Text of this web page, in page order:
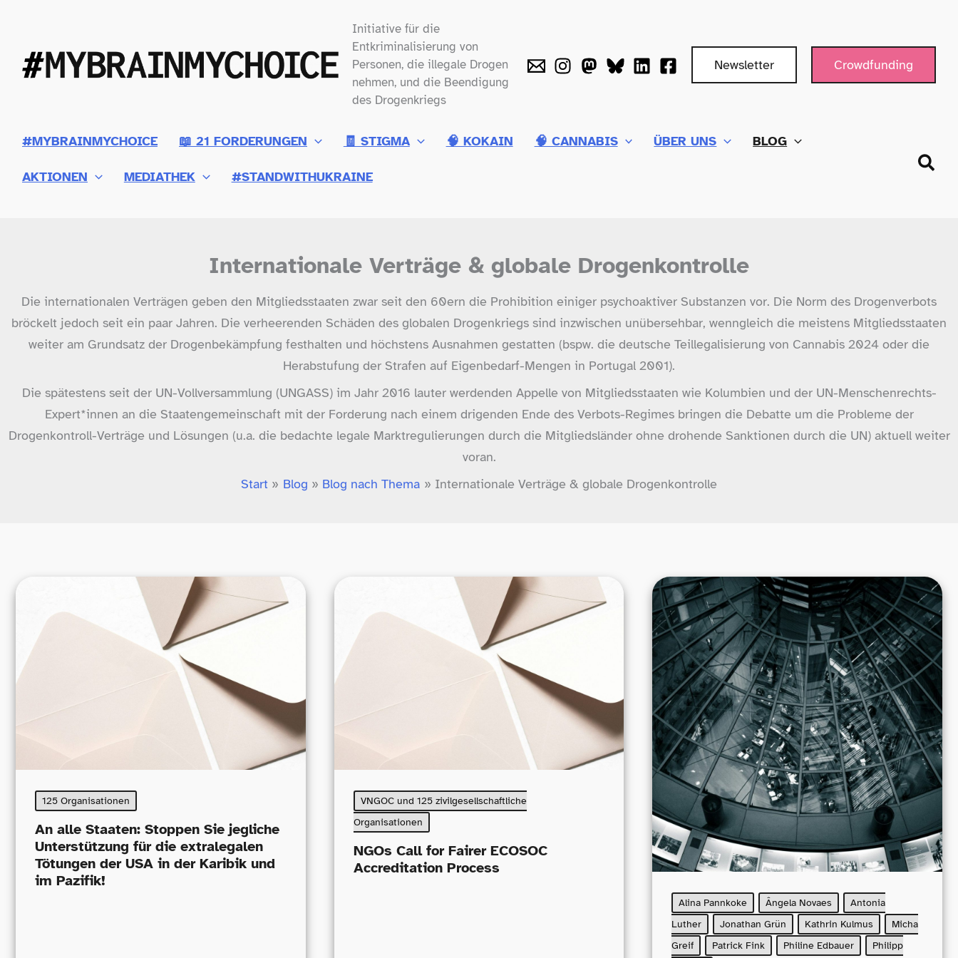
springen
Initiative für die
Entkriminalisierung von
Personen, die illegale Drogen
nehmen, und die Beendigung
des Drogenkriegs
Newsletter Crowdfunding
#MYBRAINMYCHOICE 📖 21 FORDERUNGEN 🧾 STIGMA 🧠 KOKAIN 🧠 CANNABIS ÜBER UNS BLOG
AKTIONEN MEDIATHEK #STANDWITHUKRAINE
Internationale Verträge & globale Drogenkontrolle
Die internationalen Verträgen geben den Mitgliedsstaaten zwar seit den 60ern die Prohibition einiger psychoaktiver Substanzen vor. Die Norm des Drogenverbots
bröckelt jedoch seit ein paar Jahren. Die verheerenden Schäden des globalen Drogenkriegs sind inzwischen unübersehbar, wenngleich die meistens Mitgliedsstaaten
weiter am Grundsatz der Drogenbekämpfung festhalten und höchstens Ausnahmen gestatten (bspw. die deutsche Teillegalisierung von Cannabis 2024 oder die
Herabstufung der Strafen auf Eigenbedarf-​Mengen in Portugal 2001).
Die spätestens seit der UN-​Vollversammlung (UNGASS) im Jahr 2016 lauter werdenden Appelle von Mitgliedsstaaten wie Kolumbien und der UN-Menschenrechts-
Expert*innen an die Staatengemeinschaft mit der Forderung nach einem drigenden Ende des Verbots-​Regimes bringen die Debatte um die Probleme der
Drogenkontroll-​Verträge und Lösungen (u.a. die bedachte legale Marktregulierungen durch die Mitgliedsländer ohne drohende Sanktionen durch die UN) aktuell weiter
voran.
Start
Blog Blog nach Thema Internationale Verträge & globale Drogenkontrolle
125 Organisationen
An alle Staaten: Stoppen Sie jegliche
Unterstützung für die extralegalen
Tötungen der USA in der Karibik und
im Pazifik!
VNGOC und 125 zivilgesellschaftliche
Organisationen
NGOs Call for Fairer ECOSOC
Accreditation Process
Alina Pannkoke Ângela Novaes
Antonia
Luther
Jonathan Grün Kathrin Kulmus
Micha
Greif
Patrick Fink Philine Edbauer Philipp